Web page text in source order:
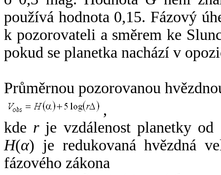
používá hodnota 0,15. Fázový
k pozorovateli a směrem ke
pokud se planetka nachází v
Průměrnou pozorovanou
,
kde rje vzdálenost planetky od
H(α) je redukovaná hvězdná
fázového zákona